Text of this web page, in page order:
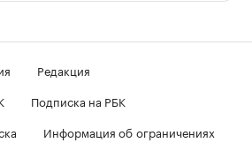
Редакция
Подписка на РБК
Информация об ограничениях